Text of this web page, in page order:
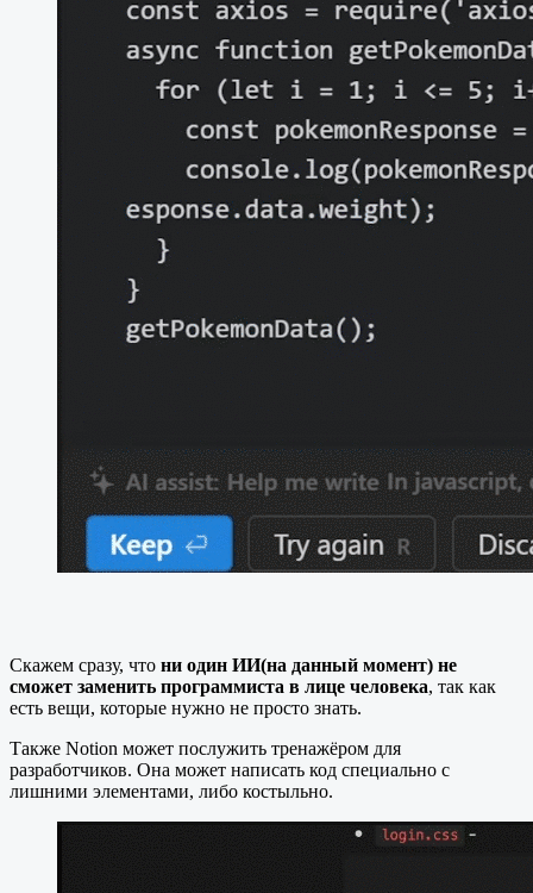
Скажем сразу, что ни один ИИ(на данный момент) не
сможет заменить программиста в лице человека, так как
есть вещи, которые нужно не просто знать.
Также Notion может послужить тренажёром для
разработчиков. Она может написать код специально с
лишними элементами, либо костыльно.